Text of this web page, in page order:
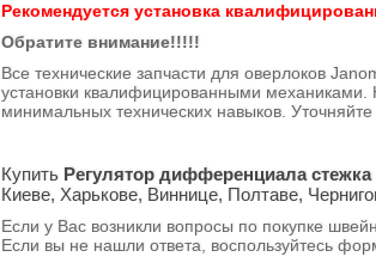
Рекомендуется установка
Обратите внимание!!!!!
Все технические запчасти для оверлоков
установки квалифицированными механиками.
минимальных технических навыков.
Купить Регулятор дифференциала стежка
Киеве, Харькове, Виннице, Полтаве,
Если у Вас возникли вопросы по покупке
Если вы не нашли ответа, воспользуйтесь